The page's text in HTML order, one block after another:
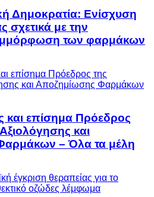
Δημοκρατία: Ενίσχυση
σχετικά με την
των φαρμάκων
και επίσημα Πρόεδρος
και
– Όλα τα μέλη